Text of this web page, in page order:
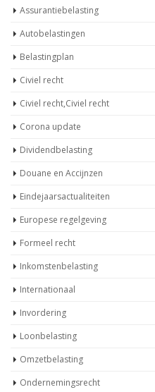
Assurantiebelasting
Autobelastingen
Belastingplan
Civiel recht
Civiel recht,Civiel recht
Corona update
Dividendbelasting
Douane en Accijnzen
Eindejaarsactualiteiten
Europese regelgeving
Formeel recht
Inkomstenbelasting
Internationaal
Invordering
Loonbelasting
Omzetbelasting
Ondernemingsrecht